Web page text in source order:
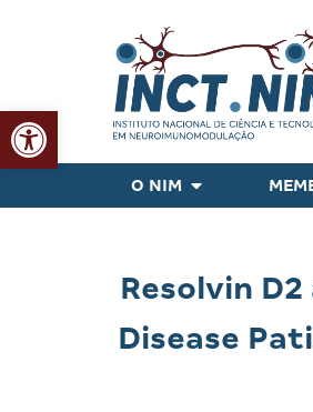
Abrir a barra de ferramentas
O NIM
Resolvin
Disease